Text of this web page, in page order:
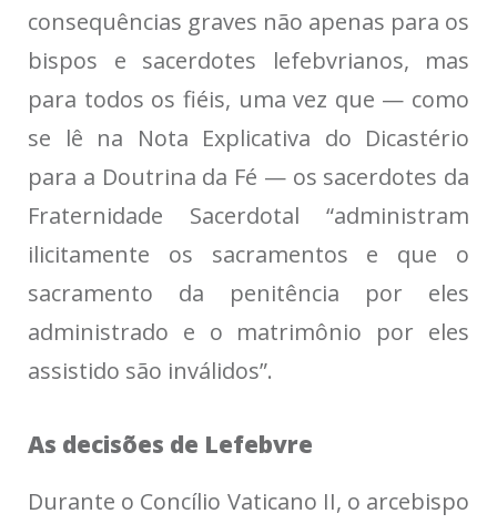
consequências graves não apenas para os
bispos e sacerdotes lefebvrianos, mas
para todos os fiéis, uma vez que — como
se lê na Nota Explicativa do Dicastério
para a Doutrina da Fé — os sacerdotes da
Fraternidade Sacerdotal “administram
ilicitamente os sacramentos e que o
sacramento da penitência por eles
administrado e o matrimônio por eles
assistido são inválidos”.
As decisões de Lefebvre
Durante o Concílio Vaticano II, o arcebispo